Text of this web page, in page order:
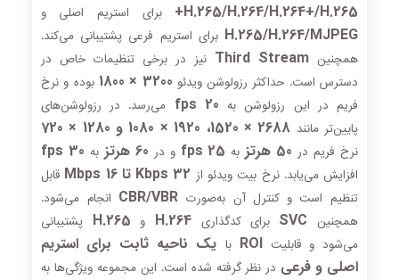
H.265/H.264/H.264+/H.265+ برای استریم اصلی و
H.265/H.264/MJPEG برای استریم فرعی پشتیبانی می‌کند.
همچنین Third Stream نیز در برخی تنظیمات خاص در
دسترس است. حداکثر رزولوشن ویدئو 3200 × 1800
بوده و نرخ
فریم در این رزولوشن به 20 fps
می‌رسد. در رزولوشن‌های
پایین‌تر مانند 2688 × 1520، 1920 × 1080 و 1280 × 720
نرخ فریم در 50 هرتز به 25 fps و در 60 هرتز به 30 fps
افزایش می‌یابد. نرخ بیت ویدئو از 32 Kbps تا 16 Mbps
قابل
تنظیم است و کنترل آن به‌صورت CBR/VBR انجام می‌شود.
همچنین SVC برای کدگذاری H.264 و H.265 پشتیبانی
می‌شود و قابلیتROI با یک ناحیه ثابت برای استریم
اصلی و فرعی در نظر گرفته شده است. این مجموعه ویژگی‌ها به